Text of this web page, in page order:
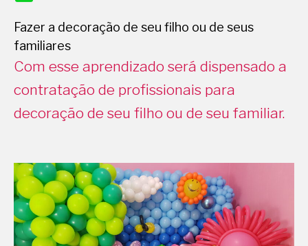
Fazer a decoração de seu filho ou de seus
familiares
Com esse aprendizado será dispensado a
contratação de profissionais para
decoração de seu filho ou de seu familiar.